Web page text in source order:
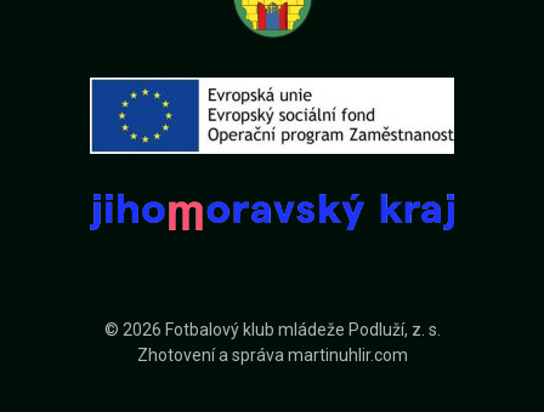
© 2026 Fotbalový klub mládeže Podluží, z. s.
Zhotovení a správamartinuhlir.com